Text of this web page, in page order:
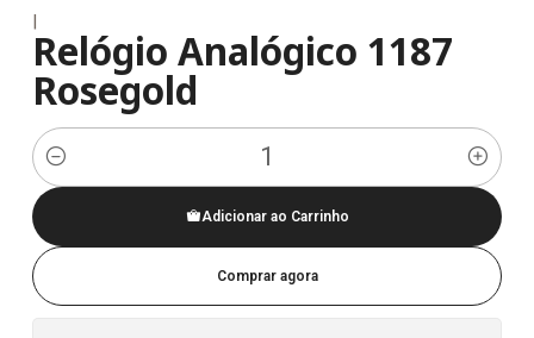
|
Relógio Analógico 1187
Rosegold
Quantidade
Adicionar ao Carrinho
Comprar agora